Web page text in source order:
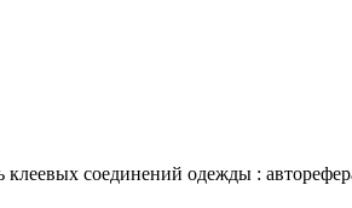
соединений одежды :